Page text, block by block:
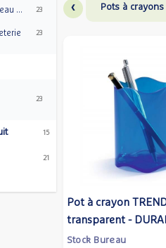
Et Consommables
23
23
23
15
21
‹ Pots à crayons
Pot à crayon
transparent -
Stock Bureau